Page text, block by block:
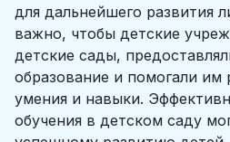
для дальнейшего развития
важно, чтобы детские
детские сады,
образование и помогали им
умения и навыки.
обучения в детском саду